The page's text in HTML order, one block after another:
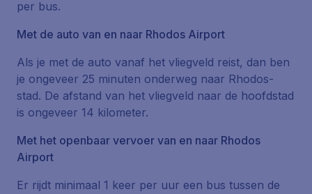
per bus.
Met de auto van en naar Rhodos Airport
Als je met de auto vanaf het vliegveld reist, dan ben
je ongeveer 25 minuten onderweg naar Rhodos-
stad. De afstand van het vliegveld naar de hoofdstad
is ongeveer 14 kilometer.
Met het openbaar vervoer van en naar Rhodos
Airport
Er rijdt minimaal 1 keer per uur een bus tussen de